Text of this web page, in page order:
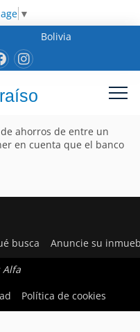
▼
Bolivia
ahorros de entre un
en cuenta que el banco
busca Anuncie su
Política de cookies